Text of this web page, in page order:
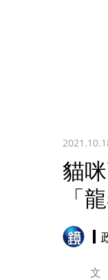
貓
「
文